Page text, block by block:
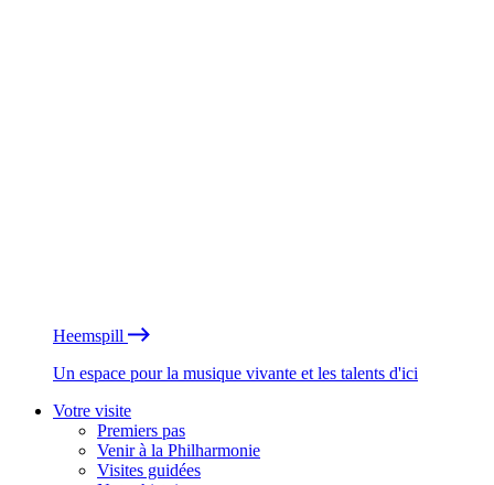
Heemspill
Un espace pour la musique vivante et les talents d'ici
Votre visite
Premiers pas
Venir à la Philharmonie
Visites guidées